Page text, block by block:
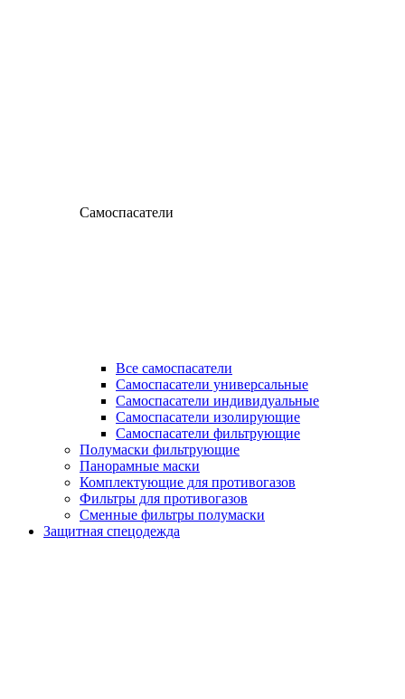
Самоспасатели
Все самоспасатели
Самоспасатели универсальные
Самоспасатели индивидуальные
Самоспасатели изолирующие
Самоспасатели фильтрующие
Полумаски фильтрующие
Панорамные маски
Комплектующие для противогазов
Фильтры для противогазов
Сменные фильтры полумаски
Защитная спецодежда